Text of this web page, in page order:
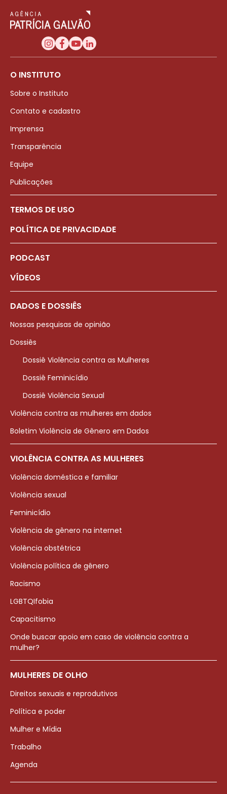
O INSTITUTO
Sobre o Instituto
Contato e cadastro
Imprensa
Transparência
Equipe
Publicações
TERMOS DE USO
POLÍTICA DE PRIVACIDADE
PODCAST
VÍDEOS
DADOS E DOSSIÊS
Nossas pesquisas de opinião
Dossiês
Dossiê Violência contra as Mulheres
Dossiê Feminicídio
Dossiê Violência Sexual
Violência contra as mulheres em dados
Boletim Violência de Gênero em Dados
VIOLÊNCIA CONTRA AS MULHERES
Violência doméstica e familiar
Violência sexual
Feminicídio
Violência de gênero na internet
Violência obstétrica
Violência política de gênero
Racismo
LGBTQIfobia
Capacitismo
Onde buscar apoio em caso de violência contra a
mulher?
MULHERES DE OLHO
Direitos sexuais e reprodutivos
Política e poder
Mulher e Mídia
Trabalho
Agenda